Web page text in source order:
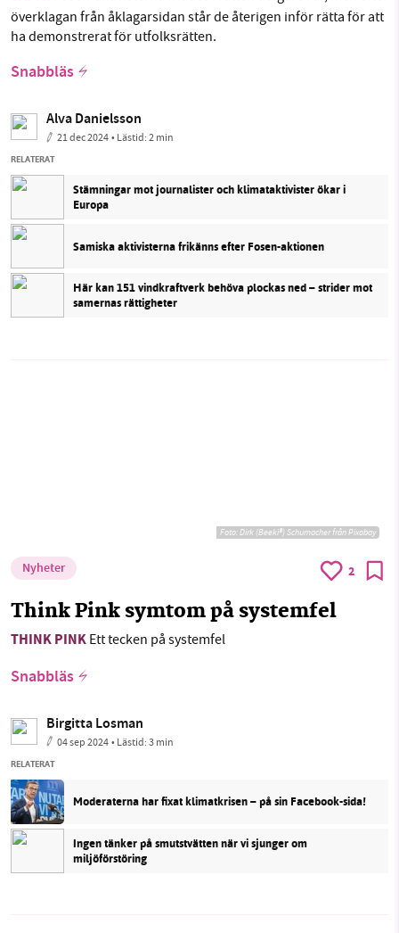
överklagan från åklagarsidan står de återigen inför rätta för att
ha demonstrerat för utfolksrätten.
Snabbläs
Alva Danielsson
21 dec 2024• Lästid:2 min
RELATERAT
Stämningar mot journalister och klimataktivister ökar i
Europa
Samiska aktivisterna frikänns efter Fosen-aktionen
Här kan 151 vindkraftverk behöva plockas ned – strider mot
samernas rättigheter
Foto: Dirk (Beeki®) Schumacher från Pixabay
Nyheter 2
Think Pink symtom på systemfel
THINK PINK Ett tecken på systemfel
Snabbläs
Birgitta Losman
04 sep 2024• Lästid:3 min
RELATERAT
Moderaterna har fixat klimatkrisen – på sin Facebook-sida!
Ingen tänker på smutstvätten när vi sjunger om
miljöförstöring